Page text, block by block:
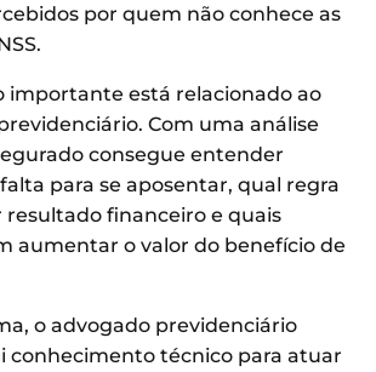
por quem não conhece as
importante está relacionado ao
Com uma análise
consegue entender
para se aposentar, qual regra
financeiro e quais
aumentar o valor do benefício de
o advogado previdenciário
conhecimento técnico para atuar